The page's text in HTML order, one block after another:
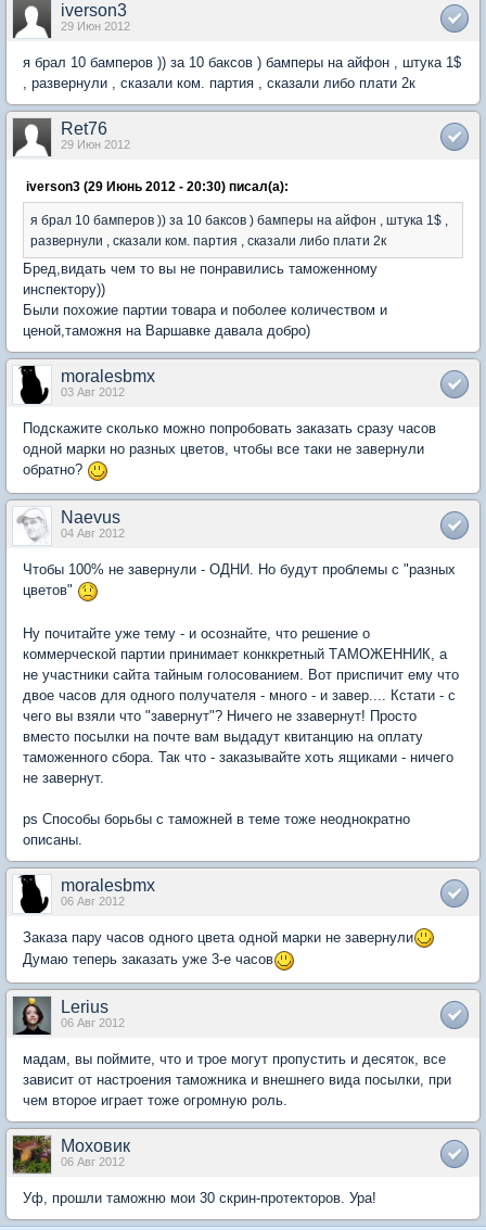
iverson3
29 Июн 2012
я брал 10 бамперов )) за 10 баксов ) бамперы на айфон , штука 1$
, развернули , сказали ком. партия , сказали либо плати 2к
Ret76
29 Июн 2012
iverson3 (29 Июнь 2012 - 20:30) писал(а):
я брал 10 бамперов )) за 10 баксов ) бамперы на айфон , штука 1$ ,
развернули , сказали ком. партия , сказали либо плати 2к
Бред,видать чем то вы не понравились таможенному
инспектору))
Были похожие партии товара и поболее количеством и
ценой,таможня на Варшавке давала добро)
moralesbmx
03 Авг 2012
Подскажите сколько можно попробовать заказать сразу часов
одной марки но разных цветов, чтобы все таки не завернули
обратно?
Naevus
04 Авг 2012
Чтобы 100% не завернули - ОДНИ. Но будут проблемы с "разных
цветов"
Ну почитайте уже тему - и осознайте, что решение о
коммерческой партии принимает конккретный ТАМОЖЕННИК, а
не участники сайта тайным голосованием. Вот приспичит ему что
двое часов для одного получателя - много - и завер.... Кстати - с
чего вы взяли что "завернут"? Ничего не ззавернут! Просто
вместо посылки на почте вам выдадут квитанцию на оплату
таможенного сбора. Так что - заказывайте хоть ящиками - ничего
не завернут.
ps Способы борьбы с таможней в теме тоже неоднократно
описаны.
moralesbmx
06 Авг 2012
Заказа пару часов одного цвета одной марки не завернули
Думаю теперь заказать уже 3-е часов
Lerius
06 Авг 2012
мадам, вы поймите, что и трое могут пропустить и десяток, все
зависит от настроения таможника и внешнего вида посылки, при
чем второе играет тоже огромную роль.
Моховик
06 Авг 2012
Уф, прошли таможню мои 30 скрин-протекторов. Ура!